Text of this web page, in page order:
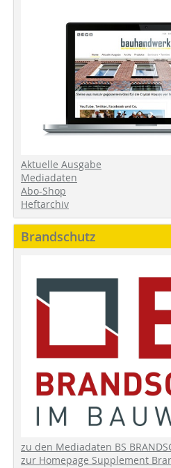
Aktuelle Ausgabe
Mediadaten
Abo-Shop
Heftarchiv
Brandschutz
zu den Mediadaten BS
zur Homepage Supplement